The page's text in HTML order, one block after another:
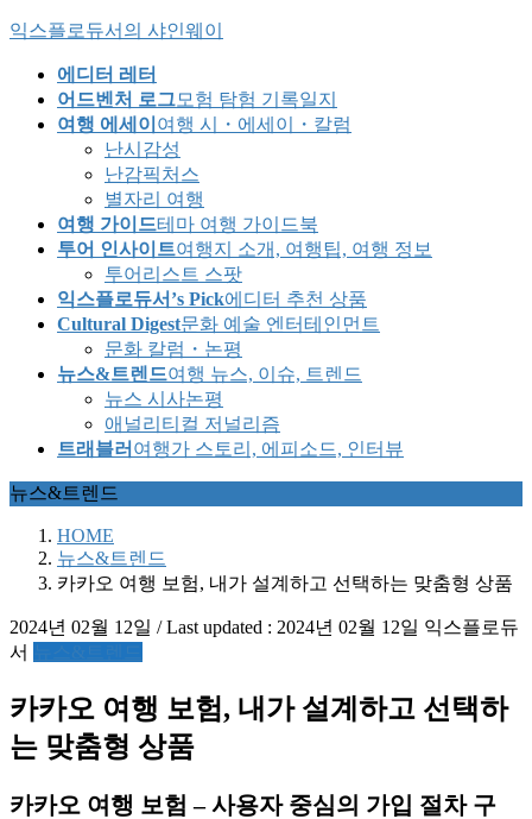
Skip
content
Skip
Navigation
익스플로듀서의 샤인웨이
에디터 레터
어드벤처 로그모험 탐험 기록일지
여행 에세이 여행 시・에세이・칼럼
난시감성
난감픽처스
별자리 여행
여행 가이드테마 여행 가이드북
투어 인사이트여행지 소개, 여행팁, 여행 정보
투어리스트 스팟
익스플로듀서’s Pick에디터 추천 상품
Cultural Digest문화 예술 엔터테인먼트
문화 칼럼・논평
뉴스&트렌드여행 뉴스, 이슈, 트렌드
뉴스 시사논평
애널리티컬 저널리즘
트래블러 여행가 스토리, 에피소드, 인터뷰
뉴스&트렌드
HOME
뉴스&트렌드
카카오 여행 보험, 내가 설계하고 선택하는 맞춤형 상품
2024년 02월 12일 / Last updated : 2024년 02월 12일 익스플로듀
서
카카오 여행 보험, 내가 설계하고 선택하
는 맞춤형 상품
카카오 여행 보험 – 사용자 중심의 가입 절차 구